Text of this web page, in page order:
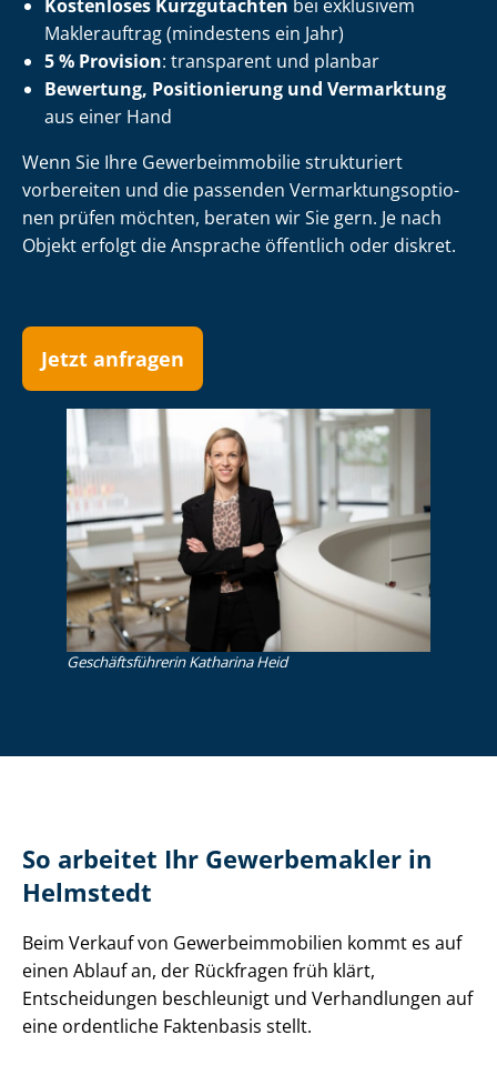
Kostenloses Kurzgutachten bei exklusivem
Maklerauftrag (mindestens ein Jahr)
5 % Provision: transparent und planbar
Bewertung, Positionierung und Vermarktung
aus einer Hand
Wenn Sie Ihre Ge­wer­be­im­mo­bi­lie strukturiert
vorbereiten und die passenden Ver­mark­tungs­op­tio­
nen prüfen möchten, beraten wir Sie gern. Je nach
Objekt erfolgt die Ansprache öffentlich oder diskret.
Jetzt anfragen
Ge­schäfts­füh­re­rin Katharina Heid
So arbeitet Ihr Gewerbemakler in
Helmstedt
Beim Verkauf von Ge­wer­be­im­mo­bi­li­en kommt es auf
einen Ablauf an, der Rückfragen früh klärt,
Entscheidungen beschleunigt und Verhandlungen auf
eine ordentliche Faktenbasis stellt.